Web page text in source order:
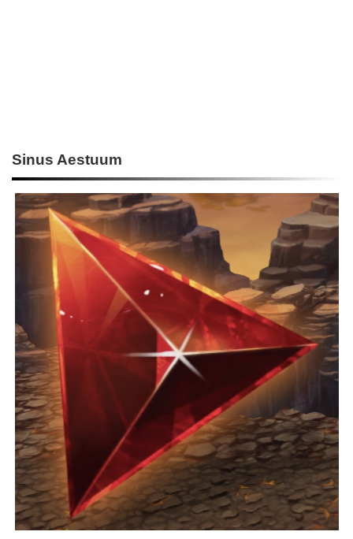
Sinus Aestuum